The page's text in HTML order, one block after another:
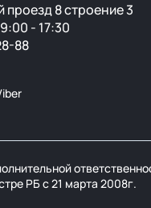
проезд 8 строение 3
- 17:30
88
РБ с 21 марта 2008г.